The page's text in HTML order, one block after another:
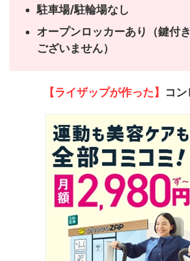
駐車場/駐輪場なし
オープンロッカーあり（鍵付
ございません）
【ライザップが作った】 コ